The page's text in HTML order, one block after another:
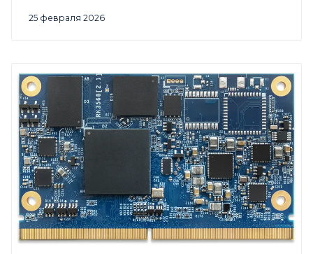
25 февраля 2026